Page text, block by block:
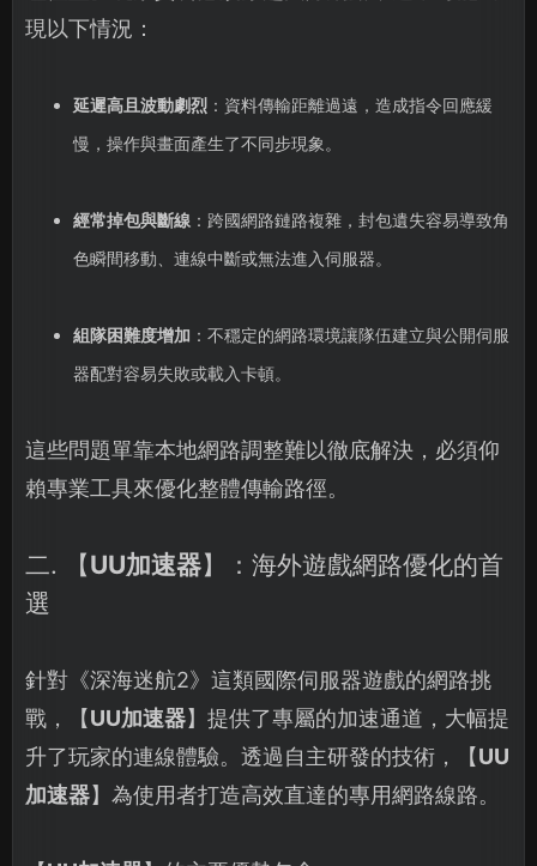
現以下情況：
延遲高且波動劇烈：資料傳輸距離過遠，造成指令回應緩
慢，操作與畫面產生了不同步現象。
經常掉包與斷線：跨國網路鏈路複雜，封包遺失容易導致角
色瞬間移動、連線中斷或無法進入伺服器。
組隊困難度增加 ：不穩定的網路環境讓隊伍建立與公開伺服
器配對容易失敗或載入卡頓。
這些問題單靠本地網路調整難以徹底解決，必須仰
賴專業工具來優化整體傳輸路徑。
二. 【UU加速器】：海外遊戲網路優化的首
選
針對《深海迷航2》這類國際伺服器遊戲的網路挑
戰，【UU加速器】提供了專屬的加速通道，大幅提
升了玩家的連線體驗。透過自主研發的技術，【UU
加速器】為使用者打造高效直達的專用網路線路。